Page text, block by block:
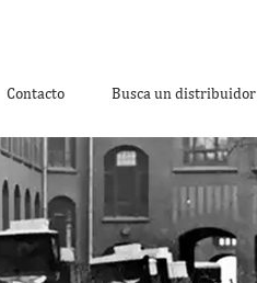
Contacto Busca un distribuidor